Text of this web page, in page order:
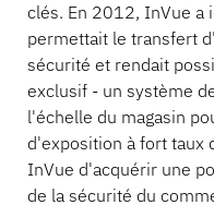
Banque
L'éducation
clés. En 2012, InVue a
permettait le transfert
sécurité et rendait
exclusif - un système
l'échelle du magasin
d'exposition à fort taux
InVue d'acquérir une
de la sécurité du